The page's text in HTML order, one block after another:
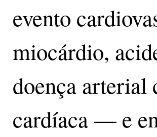
evento
miocárdio,
doença arterial
cardíaca — e